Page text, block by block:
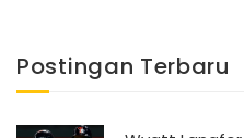
Postingan Terbaru